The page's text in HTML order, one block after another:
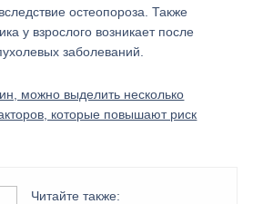
остеопороза. Также
у взрослого возникает после
заболеваний.
можно выделить несколько
которые повышают риск
Читайте также: